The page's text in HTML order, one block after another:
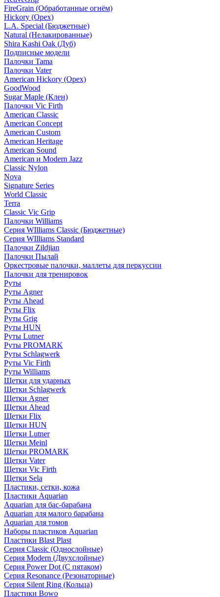
FireGrain (Обработанные огнём)
Hickory (Орех)
L.A. Special (Бюджетные)
Natural (Нелакированные)
Shira Kashi Oak (Дуб)
Подписные модели
Палочки Tama
Палочки Vater
American Hickory (Орех)
GoodWood
Sugar Maple (Клен)
Палочки Vic Firth
American Classic
American Concept
American Custom
American Heritage
American Sound
American и Modern Jazz
Classic Nylon
Nova
Signature Series
World Classic
Terra
Classic Vic Grip
Палочки Williams
Серия WIlliams Classic (Бюджетные)
Серия WIlliams Standard
Палочки Zildjian
Палочки Пылай
Оркестровые палочки, маллеты для перкуссии
Палочки для тренировок
Руты
Руты Agner
Руты Ahead
Руты Flix
Руты Grig
Руты HUN
Руты Lutner
Руты PROMARK
Руты Schlagwerk
Руты Vic Firth
Руты Williams
Щетки для ударных
Щетки Schlagwerk
Щетки Agner
Щетки Ahead
Щетки Flix
Щетки HUN
Щетки Lutner
Щетки Meinl
Щетки PROMARK
Щетки Vater
Щетки Vic Firth
Щетки Sela
Пластики, сетки, кожа
Пластики Aquarian
Aquarian для бас-барабана
Aquarian для малого барабана
Aquarian для томов
Наборы пластиков Aquarian
Пластики Blast Plast
Серия Classic (Однослойные)
Серия Modern (Двухслойные)
Серия Power Dot (С пятаком)
Серия Resonance (Резонаторные)
Серия Silent Ring (Кольца)
Пластики Bowo